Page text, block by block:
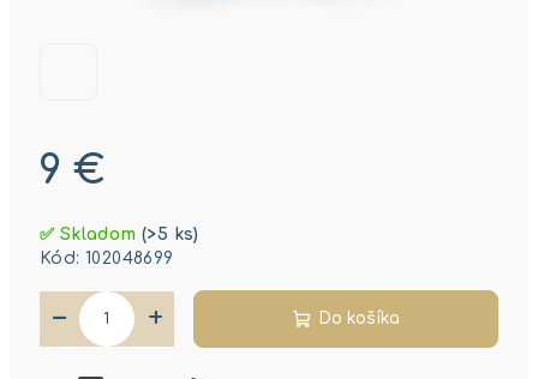
9 €
cena:
✅ Skladom(>5 ks)
Kód: 102048699
+
− Do košíka